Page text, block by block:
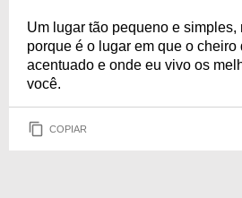
Um lugar tão pequeno e simples,
porque é o lugar em que o cheiro
acentuado e onde eu vivo os
você.
COPIAR